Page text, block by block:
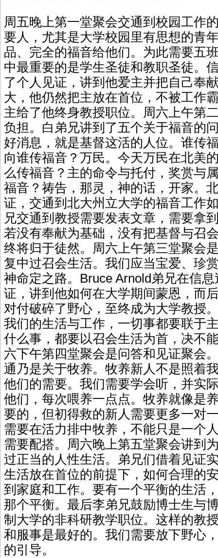
周五晚上第一堂聚会交通到校园工作
要人，尤其是大学校园里有思想的青
品、完全的福音给他们。为此需要五
中最重要的是学生圣徒和教职圣徒。
了个人见证，讲到他爱主并把自己奉
大，他仍然把主放在首位，不被工作
主给了他终身教授职位。周六上午第
负担。白弟兄讲到了五个关于福音的
好消息，就是基督这活的人位。谁传
向谁传福音？万民。今天万民在北美
么传福音？主的命令与托付，奖赏与
福音？祷告，那灵，神的话，开家。
证，交通到北大州立大学的福音工作
兄交通到教授需要发表文章，需要拿
若没有奉献为基础，没有把基督与召
终将归于徒然。周六上午第三堂聚会
复中过召会生活。我们应当宝爱、珍
神命定之路。Bruce Arnold弟兄在信
证，讲到他如何在大学期间蒙恩，而
对付破碎了野心，至终成为大学教授
我们的生活与工作，一切事都要联于
什么事，都要以召会生活为首，决不
六下午第四堂聚会是问答和见证聚会
通乃是关于牧养。牧养新人不是照着
他们的需要。我们需要学会听，并实
他们，每次喂养一点点。牧养就像是
要的，但初得救的新人需要更多一对
需要在活力排中牧养，不能只是一个
需要配搭。周六晚上第五堂聚会讲到
过正当的人性生活。弟兄们借着见证
生活放在首位的前提下，如何合理的
到家庭和工作。要有一个平衡的生活
那个平衡。最后李弟兄鼓励博士生与
制大学的非科研教学职位。这样的教
和服事是最好的。我们需要放下野心
的引导。